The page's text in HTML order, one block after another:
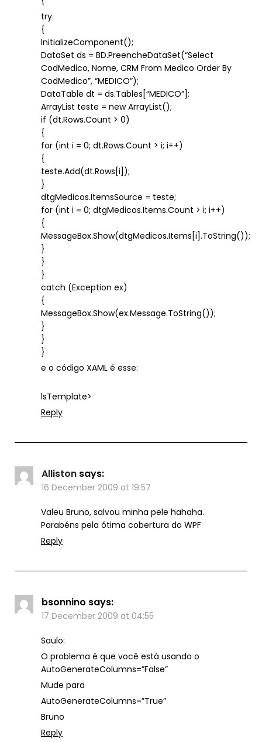
try
{
InitializeComponent();
DataSet ds = BD.PreencheDataSet(“Select
CodMedico, Nome, CRM From Medico Order By
CodMedico”, “MEDICO”);
DataTable dt = ds.Tables[“MEDICO”];
ArrayList teste = new ArrayList();
if (dt.Rows.Count > 0)
{
for (int i = 0; dt.Rows.Count > i; i++)
{
teste.Add(dt.Rows[i]);
}
dtgMedicos.ItemsSource = teste;
for (int i = 0; dtgMedicos.Items.Count > i; i++)
{
MessageBox.Show(dtgMedicos.Items[i].ToString());
}
}
}
catch (Exception ex)
{
MessageBox.Show(ex.Message.ToString());
}
}
}
e o código XAML é esse:
lsTemplate>
Reply
Alliston says:
16 December 2009 at 19:57
Valeu Bruno, salvou minha pele hahaha.
Parabéns pela ótima cobertura do WPF
Reply
bsonnino says:
17 December 2009 at 04:55
Saulo:
O problema é que você está usando o
AutoGenerateColumns=”False”
Mude para
AutoGenerateColumns=”True”
Bruno
Reply